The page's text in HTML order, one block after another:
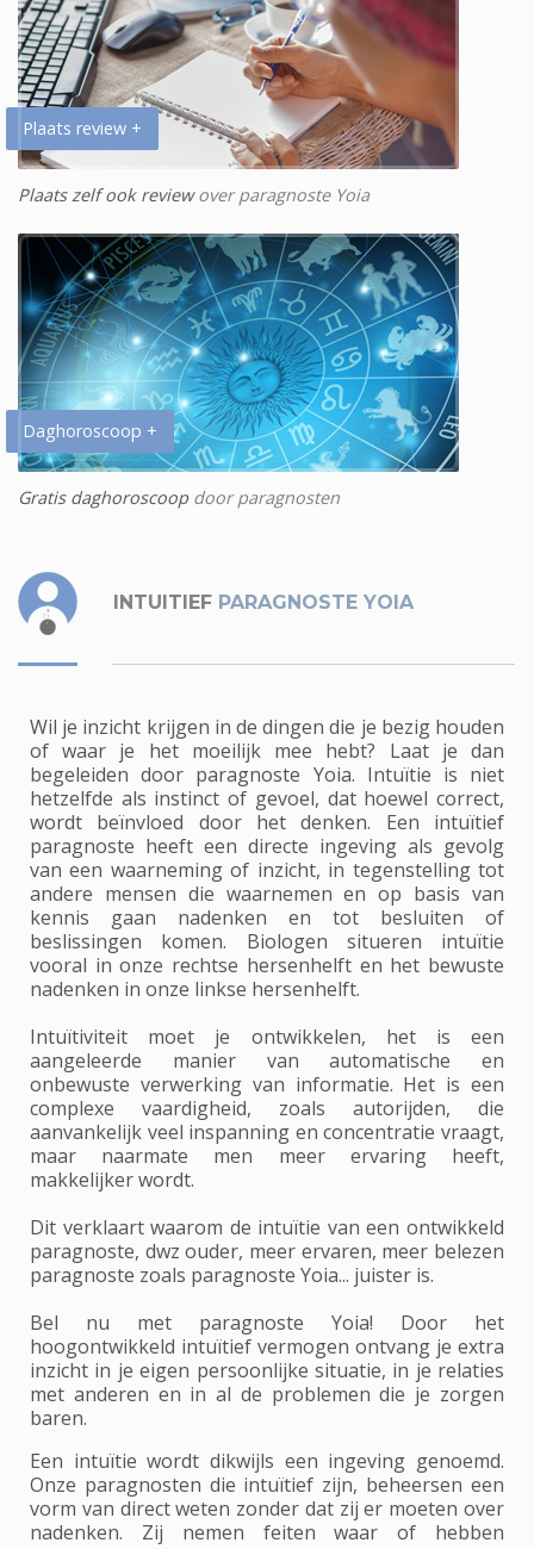
Plaats review +
Plaats zelf ook reviewover paragnoste Yoia
Daghoroscoop +
Gratis daghoroscoopdoor paragnosten
INTUITIEF PARAGNOSTE YOIA
Wil je inzicht krijgen in de dingen die je bezig houden
of waar je het moeilijk mee hebt? Laat je dan
begeleiden door paragnoste Yoia. Intuïtie is niet
hetzelfde als instinct of gevoel, dat hoewel correct,
wordt beïnvloed door het denken. Een intuïtief
paragnoste heeft een directe ingeving als gevolg
van een waarneming of inzicht, in tegenstelling tot
andere mensen die waarnemen en op basis van
kennis gaan nadenken en tot besluiten of
beslissingen komen. Biologen situeren intuïtie
vooral in onze rechtse hersenhelft en het bewuste
nadenken in onze linkse hersenhelft.
Intuïtiviteit moet je ontwikkelen, het is een
aangeleerde manier van automatische en
onbewuste verwerking van informatie. Het is een
complexe vaardigheid, zoals autorijden, die
aanvankelijk veel inspanning en concentratie vraagt,
maar naarmate men meer ervaring heeft,
makkelijker wordt.
Dit verklaart waarom de intuïtie van een ontwikkeld
paragnoste, dwz ouder, meer ervaren, meer belezen
paragnoste zoals paragnoste Yoia... juister is.
Bel nu met paragnoste Yoia! Door het
hoogontwikkeld intuïtief vermogen ontvang je extra
inzicht in je eigen persoonlijke situatie, in je relaties
met anderen en in al de problemen die je zorgen
baren.
Een intuïtie wordt dikwijls een ingeving genoemd.
Onze paragnosten die intuïtief zijn, beheersen een
vorm van direct weten zonder dat zij er moeten over
nadenken. Zij nemen feiten waar of hebben